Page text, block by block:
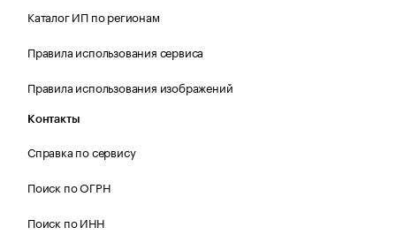
Каталог ИП по регионам
Правила использования сервиса
Правила использования изображений
Контакты
Справка по сервису
Поиск по ОГРН
Поиск по ИНН